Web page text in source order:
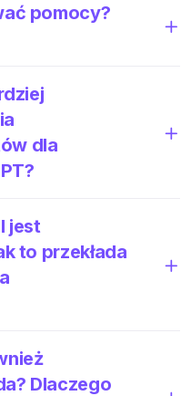
pomocy?
dla
jest
to przekłada
Dlaczego